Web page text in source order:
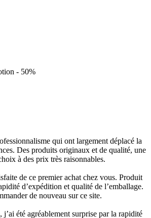
- 50%
qui ont largement déplacé la
Des produits originaux et de qualité, une
à des prix très raisonnables.
de ce premier achat chez vous. Produit
d’expédition et qualité de l’emballage.
de nouveau sur ce site.
j’ai été agréablement surprise par la rapidité